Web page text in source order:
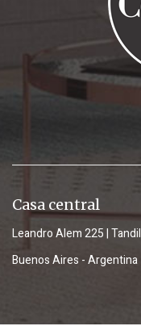
Casa central
Leandro Alem 225 | Tandil
Buenos Aires - Argentina